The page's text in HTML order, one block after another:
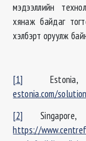
мэдээллийн
хянаж байдаг
хэлбэрт оруулж
[1] Estonia,
estonia.com/
[2]
https://